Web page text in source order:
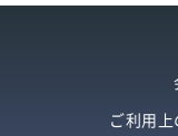
ご利用